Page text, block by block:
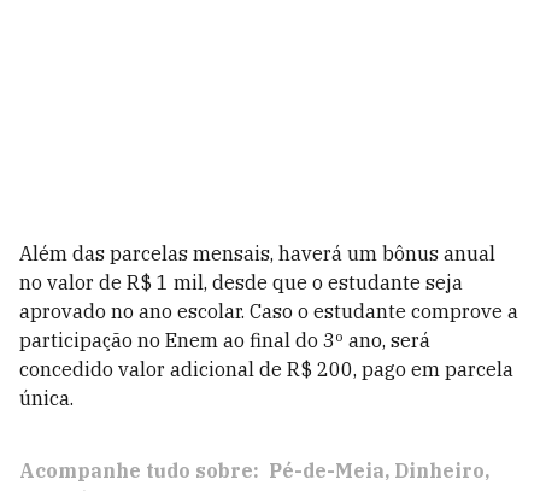
Além das parcelas mensais, haverá um bônus anual
no valor de R$ 1 mil, desde que o estudante seja
aprovado no ano escolar. Caso o estudante comprove a
participação no Enem ao final do 3º ano, será
concedido valor adicional de R$ 200, pago em parcela
única.
Acompanhe tudo sobre: Pé-de-Meia Dinheiro